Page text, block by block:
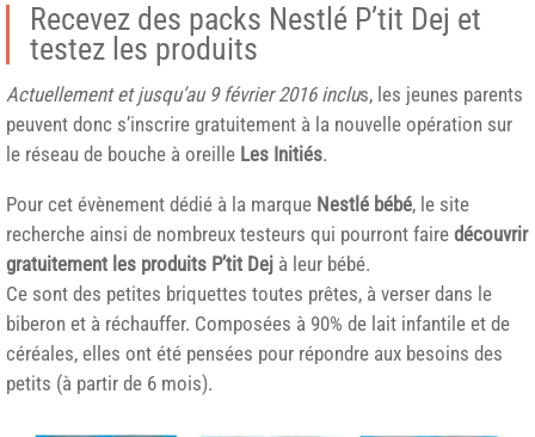
Recevez des packs Nestlé P’tit Dej et
testez les produits
Actuellement et jusqu’au 9 février 2016 inclus, les jeunes parents
peuvent donc s’inscrire gratuitement à la nouvelle opération sur
le réseau de bouche à oreille Les Initiés.
Pour cet évènement dédié à la marque Nestlé bébé, le site
recherche ainsi de nombreux testeurs qui pourront faire découvrir
gratuitement les produits P’tit Dej à leur bébé.
Ce sont des petites briquettes toutes prêtes, à verser dans le
biberon et à réchauffer. Composées à 90% de lait infantile et de
céréales, elles ont été pensées pour répondre aux besoins des
petits (à partir de 6 mois).